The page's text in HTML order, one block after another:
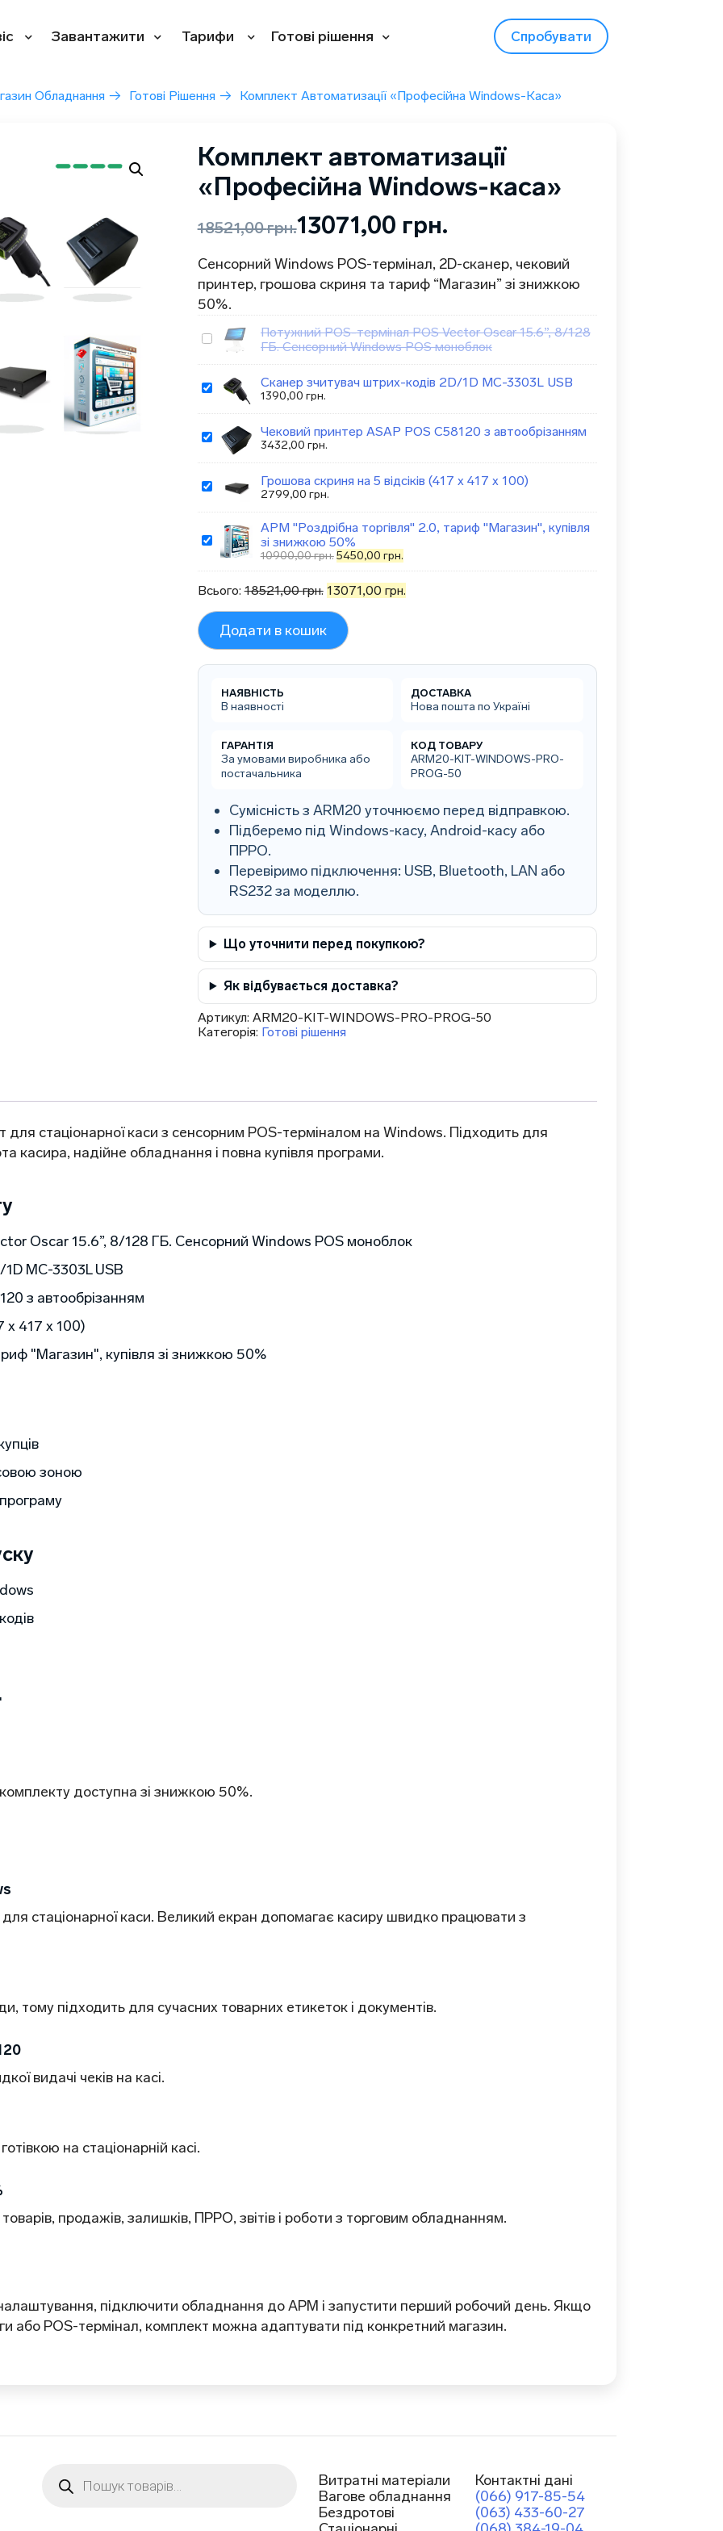
Завантажити Тарифи Готові рішення Спробувати
Обладнання → Готові Рішення → Комплект Автоматизації «Професійна Windows-Каса»
Комплект автоматизації
«Професійна Windows-каса»
18521,00грн.13071,00 грн.
Сенсорний Windows POS-термінал, 2D-сканер, чековий
принтер, грошова скриня та тариф “Магазин” зі знижкою
50%.
Потужний POS-термінал POS Vector Oscar 15.6”, 8/128
ГБ. Сенсорний Windows POS моноблок
Сканер зчитувач штрих-кодів 2D/1D MC-3303L USB
1390,00 грн.
Чековий принтер ASAP POS C58120 з автообрізанням
3432,00 грн.
Грошова скриня на 5 відсіків (417 х 417 х 100)
2799,00 грн.
АРМ "Роздрібна торгівля" 2.0, тариф "Магазин", купівля
зі знижкою 50%
10900,00грн.Оригінальна
ціна:
10900,00 грн..
5450,00 грн.Поточна
ціна:
5450,00 грн..
Всього:18521,00грн. 13071,00 грн.
Додати в кошик
НАЯВНІСТЬ
В наявності
ДОСТАВКА
Нова пошта по Україні
ГАРАНТІЯ
За умовами виробника або
постачальника
КОД ТОВАРУ
ARM20-KIT-WINDOWS-PRO-
PROG-50
Сумісність з ARM20 уточнюємо перед відправкою.
Підберемо під Windows-касу, Android-касу або
ПРРО.
Перевіримо підключення: USB, Bluetooth, LAN або
RS232 за моделлю.
Що уточнити перед покупкою?
Як відбувається доставка?
Артикул: ARM20-KIT-WINDOWS-PRO-PROG-50
Категорія: Готові рішення
стаціонарної каси з сенсорним POS-терміналом на Windows. Підходить для
касира, надійне обладнання і повна купівля програми.
Oscar 15.6”, 8/128 ГБ. Сенсорний Windows POS моноблок
MC-3303L USB
з автообрізанням
х 417 х 100)
"Магазин", купівля зі знижкою 50%
зоною
доступна зі знижкою 50%.
стаціонарної каси. Великий екран допомагає касиру швидко працювати з
тому підходить для сучасних товарних етикеток і документів.
видачі чеків на касі.
на стаціонарній касі.
продажів, залишків, ПРРО, звітів і роботи з торговим обладнанням.
підключити обладнання до АРМ і запустити перший робочий день. Якщо
або POS-термінал, комплект можна адаптувати під конкретний магазин.
товарів
Витратні матеріали
Вагове обладнання
Бездротові
Контактні дані
(066) 917-85-54
(063) 433-60-27